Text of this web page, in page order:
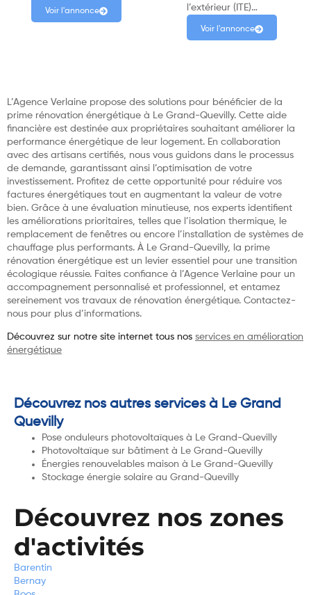
Voir l'annonce
l’extérieur (ITE)…
Voir l'annonce
L’Agence Verlaine propose des solutions pour bénéficier de la
prime rénovation énergétique à Le Grand-Quevilly. Cette aide
financière est destinée aux propriétaires souhaitant améliorer la
performance énergétique de leur logement. En collaboration
avec des artisans certifiés, nous vous guidons dans le processus
de demande, garantissant ainsi l’optimisation de votre
investissement. Profitez de cette opportunité pour réduire vos
factures énergétiques tout en augmentant la valeur de votre
bien. Grâce à une évaluation minutieuse, nos experts identifient
les améliorations prioritaires, telles que l’isolation thermique, le
remplacement de fenêtres ou encore l’installation de systèmes de
chauffage plus performants. À Le Grand-Quevilly, la prime
rénovation énergétique est un levier essentiel pour une transition
écologique réussie. Faites confiance à l’Agence Verlaine pour un
accompagnement personnalisé et professionnel, et entamez
sereinement vos travaux de rénovation énergétique. Contactez-
nous pour plus d’informations.
Découvrez sur notre site internet tous nos services en amélioration
énergétique
Découvrez nos autres services à Le Grand
Quevilly
Pose onduleurs photovoltaïques à Le Grand-Quevilly
Photovoltaïque sur bâtiment à Le Grand-Quevilly
Énergies renouvelables maison à Le Grand-Quevilly
Stockage énergie solaire au Grand-Quevilly
Découvrez nos zones
d'activités
Barentin
Bernay